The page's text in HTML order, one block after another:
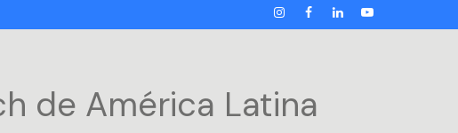
INSTAGRAM
FACEBOOK
LINKEDIN
YOUTUBE
de América Latina